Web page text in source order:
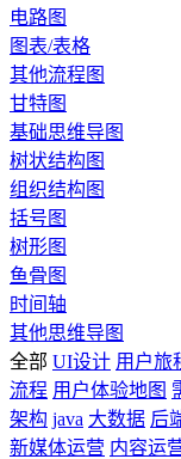
电路图
图表/表格
其他流程图
甘特图
基础思维导图
树状结构图
组织结构图
括号图
树形图
鱼骨图
时间轴
其他思维导图
全部 UI设计 用户旅
流程 用户体验地图
架构 java 大数据 后
新媒体运营 内容运